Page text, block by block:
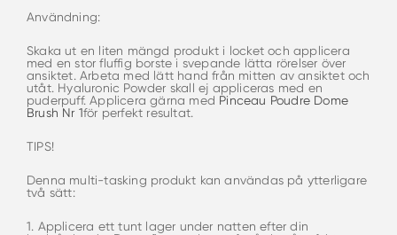
Användning:
Skaka ut en liten mängd produkt i locket och applicera
med en stor fluffig borste i svepande lätta rörelser över
ansiktet. Arbeta med lätt hand från mitten av ansiktet och
utåt. Hyaluronic Powder skall ej appliceras med en
puderpuff. Applicera gärna med Pinceau Poudre Dome
Brush Nr 1för perfekt resultat.
TIPS!
Denna multi-tasking produkt kan användas på ytterligare
två sätt:
1. Applicera ett tunt lager under natten efter din